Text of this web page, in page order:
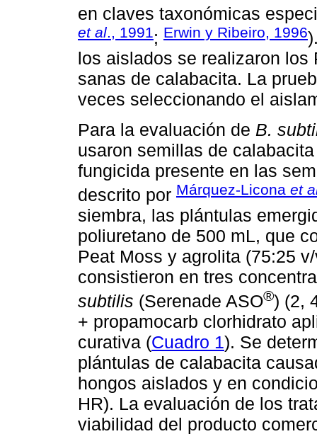
en claves taxonómicas
et al., 1991; Erwin y Ribeiro, 1996
los aislados se realizaron
sanas de calabacita. La
veces seleccionando el
Para la evaluación de B.
usaron semillas de
fungicida presente en las
descrito por Márquez-Licona et
siembra, las plántulas
poliuretano de 500 mL, que
Peat Moss y agrolita (75:25
consistieron en tres
subtilis (Serenade ASO®) (2,
+ propamocarb clorhidrato
curativa (Cuadro 1). Se
plántulas de calabacita
hongos aislados y en
HR). La evaluación de los
viabilidad del producto